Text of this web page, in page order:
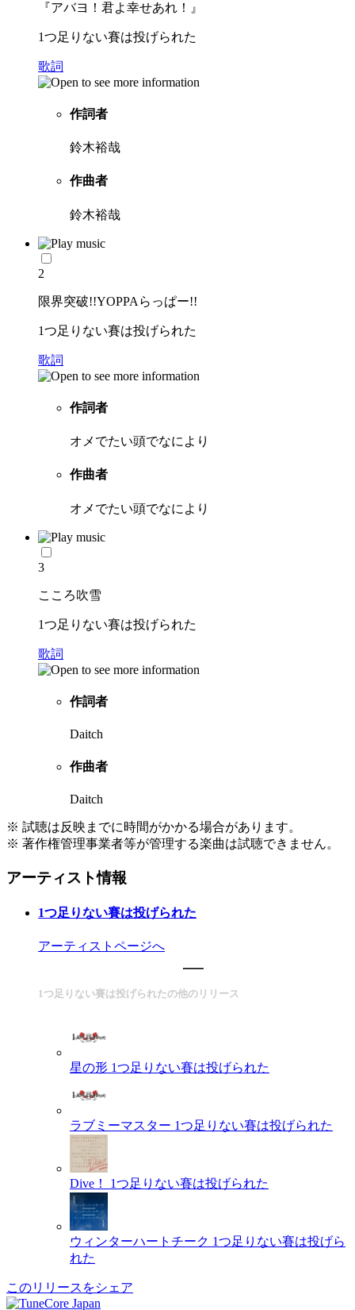
『アバヨ！君よ幸せあれ！』
1つ足りない賽は投げられた
歌詞
作詞者
鈴木裕哉
作曲者
鈴木裕哉
2
限界突破!!YOPPAらっぱー!!
1つ足りない賽は投げられた
歌詞
作詞者
オメでたい頭でなにより
作曲者
オメでたい頭でなにより
3
こころ吹雪
1つ足りない賽は投げられた
歌詞
作詞者
Daitch
作曲者
Daitch
※ 試聴は反映までに時間がかかる場合があります。
※ 著作権管理事業者等が管理する楽曲は試聴できません。
アーティスト情報
1つ足りない賽は投げられた
アーティストページへ
1つ足りない賽は投げられたの他のリリース
星の形 1つ足りない賽は投げられた
ラブミーマスター 1つ足りない賽は投げられた
Dive！ 1つ足りない賽は投げられた
ウィンターハートチーク 1つ足りない賽は投げら
れた
このリリースをシェア